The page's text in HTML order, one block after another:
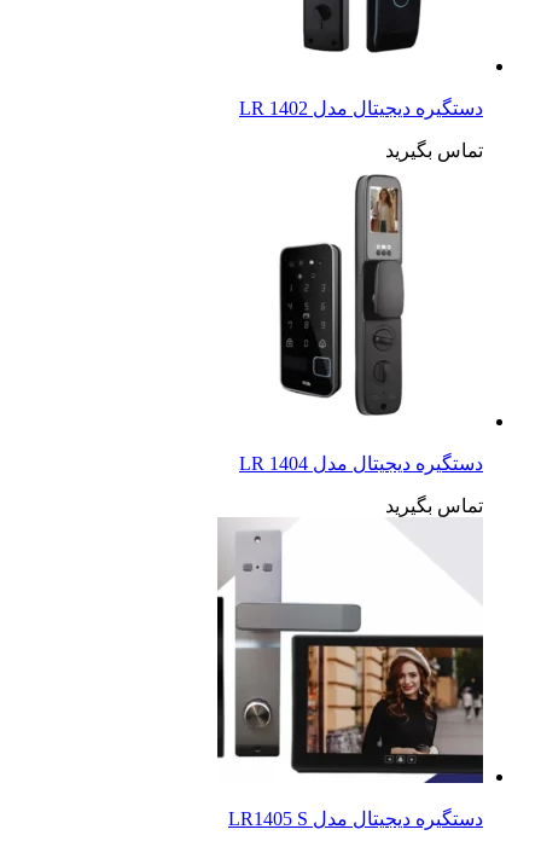
دستگیره دیجیتال مدل LR 1402
تماس بگیرید
دستگیره دیجیتال مدل LR 1404
تماس بگیرید
دستگیره دیجیتال مدل LR1405 S